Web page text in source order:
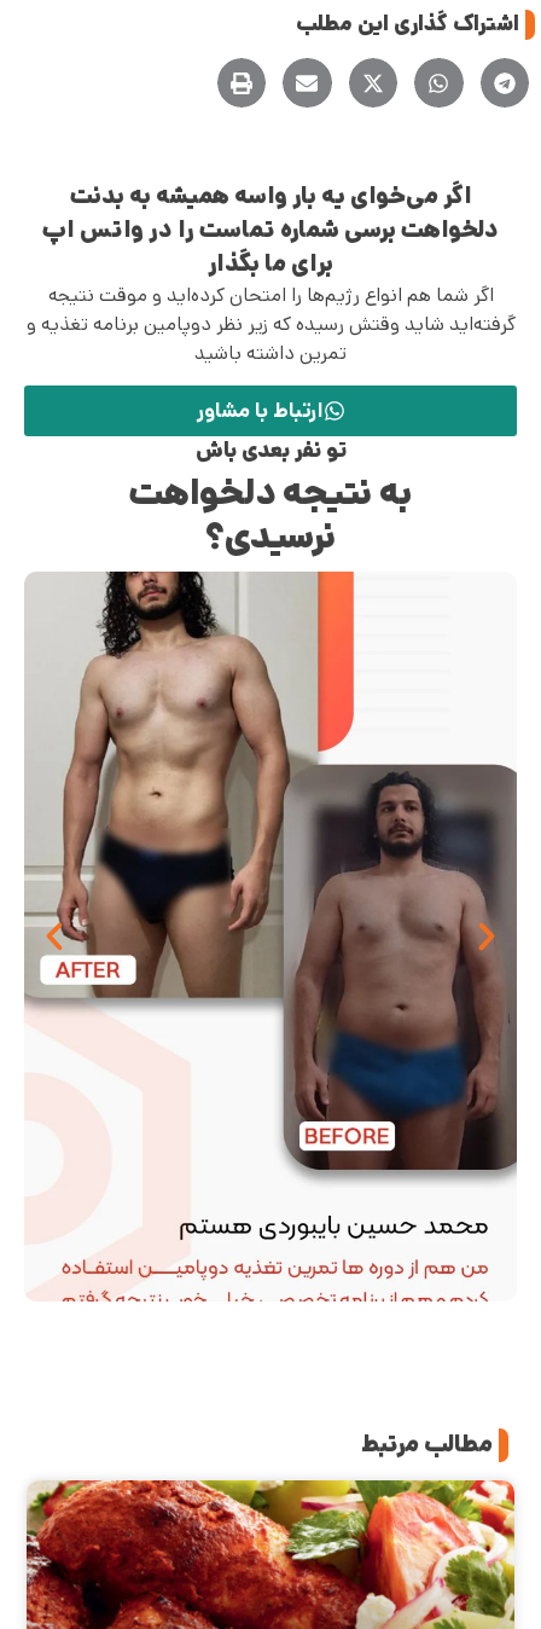
اشتراک گذاری این مطلب
اگر می‌خوای یه بار واسه همیشه به بدنت
دلخواهت برسی شماره تماست را در واتس اپ
برای ما بگذار
اگر شما هم انواع رژیم‌ها را امتحان کرده‌اید و موقت نتیجه
گرفته‌اید شاید وقتش رسیده که زیر نظر دوپامین برنامه تغذیه و
تمرین داشته باشید
ارتباط با مشاور
تو نفر بعدی باش
به نتیجه دلخواهت
نرسیدی؟
مطالب مرتبط